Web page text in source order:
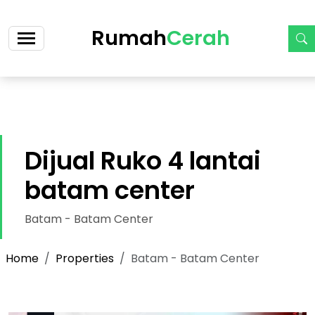
RumahCerah
ruko-siap-huni-2-lantai-cicilan-14-jt-an
Dijual Ruko 4 lantai
batam center
Batam - Batam Center
Home Properties Batam - Batam Center